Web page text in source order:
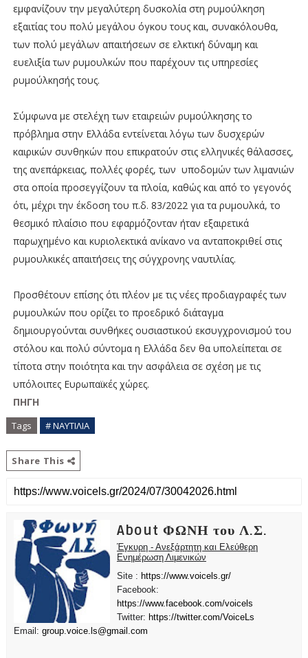
εμφανίζουν την μεγαλύτερη δυσκολία στη ρυμούλκηση
εξαιτίας του πολύ μεγάλου όγκου τους και, συνακόλουθα,
των πολύ μεγάλων απαιτήσεων σε ελκτική δύναμη και
ευελιξία των ρυμουλκών που παρέχουν τις υπηρεσίες
ρυμούλκησής τους.
Σύμφωνα με στελέχη των εταιρειών ρυμούλκησης το
πρόβλημα στην Ελλάδα εντείνεται λόγω των δυσχερών
καιρικών συνθηκών που επικρατούν στις ελληνικές θάλασσες,
της ανεπάρκειας, πολλές φορές, των υποδομών των λιμανιών
στα οποία προσεγγίζουν τα πλοία, καθώς και από το γεγονός
ότι, μέχρι την έκδοση του π.δ. 83/2022 για τα ρυμουλκά, το
θεσμικό πλαίσιο που εφαρμόζονταν ήταν εξαιρετικά
παρωχημένο και κυριολεκτικά ανίκανο να ανταποκριθεί στις
ρυμουλκικές απαιτήσεις της σύγχρονης ναυτιλίας.
Προσθέτουν επίσης ότι πλέον με τις νέες προδιαγραφές των
ρυμουλκών που ορίζει το προεδρικό διάταγμα
δημιουργούνται συνθήκες ουσιαστικού εκσυγχρονισμού του
στόλου και πολύ σύντομα η Ελλάδα δεν θα υπολείπεται σε
τίποτα στην ποιότητα και την ασφάλεια σε σχέση με τις
υπόλοιπες Ευρωπαϊκές χώρες.
ΠΗΓΗ
Tags # ΝΑΥΤΙΛΙΑ
Share This
About ΦΩΝΗ του Λ.Σ.
Έγκυρη - Ανεξάρτητη και Ελεύθερη
Ενημέρωση Λιμενικών
Site : https://www.voicels.gr/
Facebook:
https://www.facebook.com/voicels
Twitter: https://twitter.com/VoiceLs
Email: group.voice.ls@gmail.com